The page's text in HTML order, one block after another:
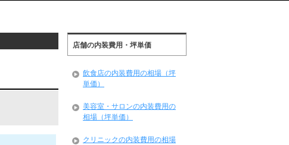
店舗の内装費用・坪単価
飲食店の内装費用の相場（坪
単価）
美容室・サロンの内装費用の
相場（坪単価）
クリニックの内装費用の相場